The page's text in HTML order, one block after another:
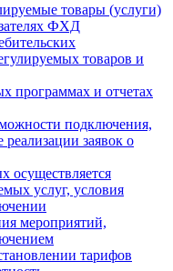
товары (услуги)
ФХД
товаров и
программах и отчетах
подключения,
реализации заявок о
осуществляется
услуг, условия
мероприятий,
тарифов